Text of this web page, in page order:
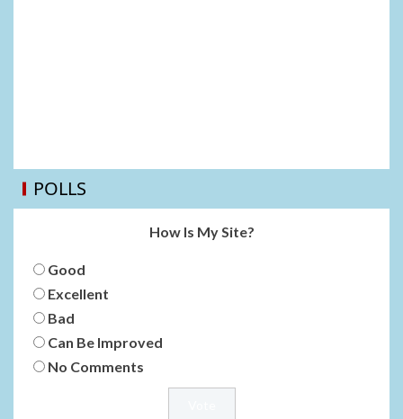
POLLS
How Is My Site?
Good
Excellent
Bad
Can Be Improved
No Comments